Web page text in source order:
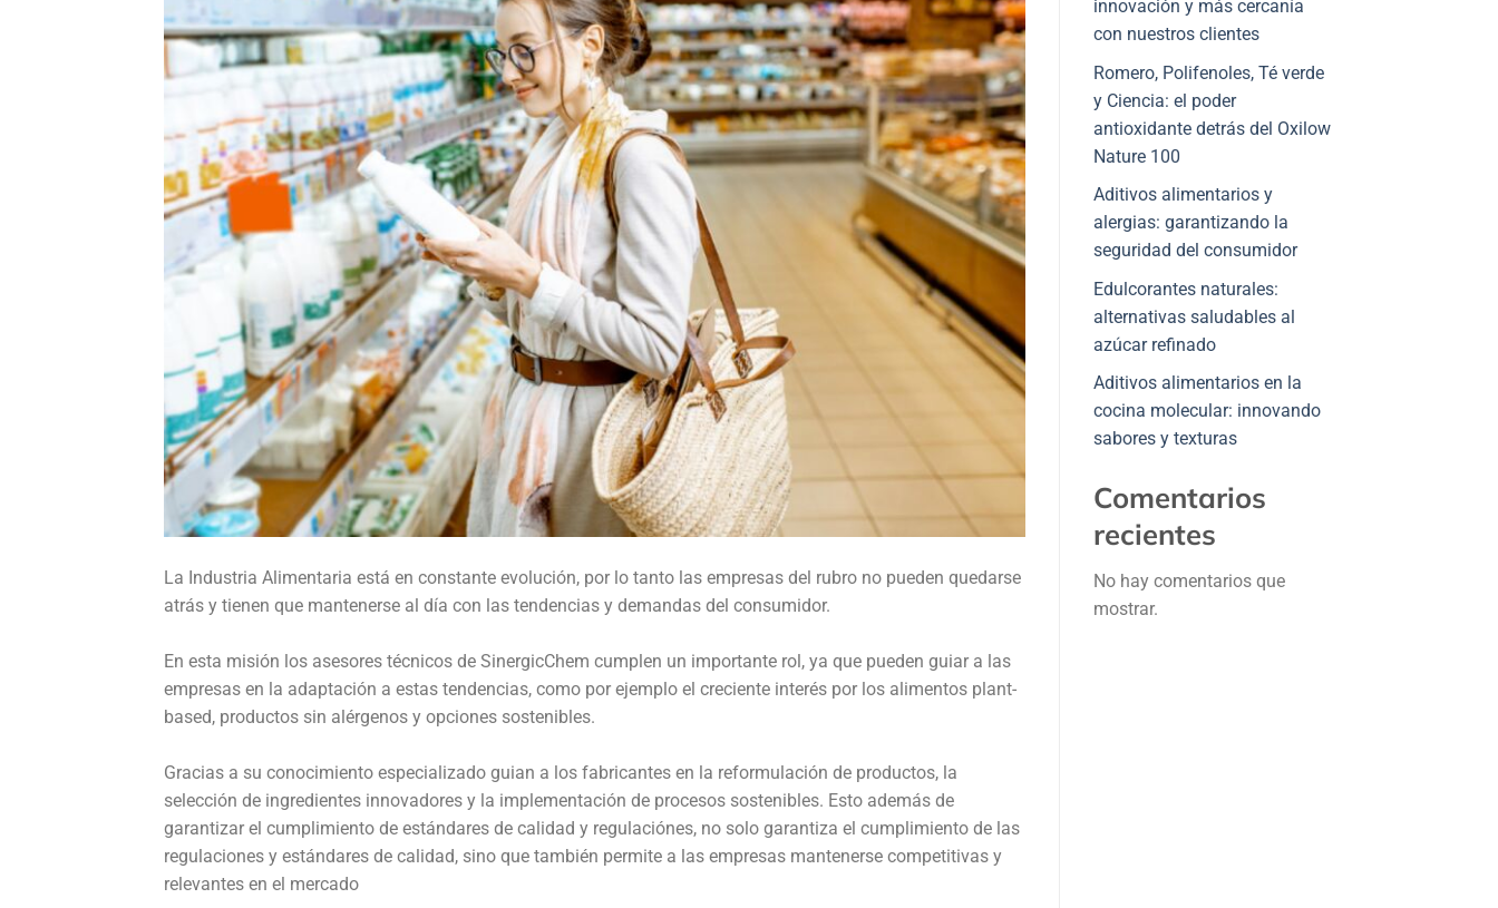
La Industria Alimentaria está en constante evolución, por lo tanto las empresas del rubro no pueden quedarse
atrás y tienen que mantenerse al día con las tendencias y demandas del consumidor.
En esta misión los asesores técnicos de SinergicChem cumplen un importante rol, ya que pueden guiar a las
empresas en la adaptación a estas tendencias, como por ejemplo el creciente interés por los alimentos plant-
based, productos sin alérgenos y opciones sostenibles.
Gracias a su conocimiento especializado guian a los fabricantes en la reformulación de productos, la
selección de ingredientes innovadores y la implementación de procesos sostenibles. Esto además de
garantizar el cumplimiento de estándares de calidad y regulaciónes, no solo garantiza el cumplimiento de las
regulaciones y estándares de calidad, sino que también permite a las empresas mantenerse competitivas y
relevantes en el mercado
innovación y más cercanía
con nuestros clientes
Romero, Polifenoles, Té verde
y Ciencia: el poder
antioxidante detrás del Oxilow
Nature 100
Aditivos alimentarios y
alergias: garantizando la
seguridad del consumidor
Edulcorantes naturales:
alternativas saludables al
azúcar refinado
Aditivos alimentarios en la
cocina molecular: innovando
sabores y texturas
Comentarios
recientes
No hay comentarios que
mostrar.